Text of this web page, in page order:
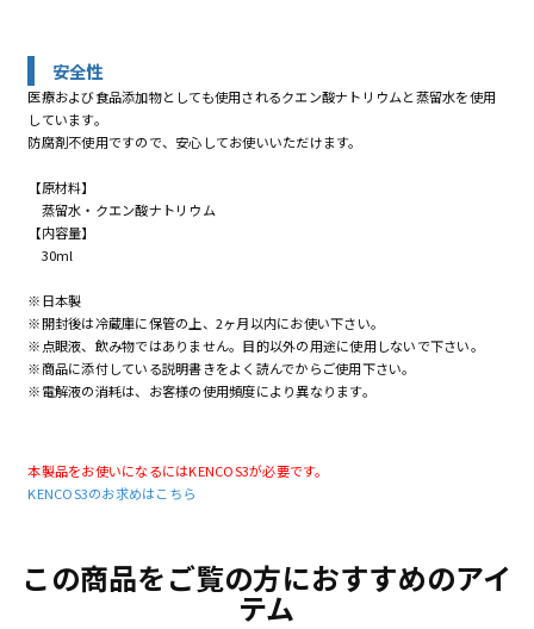
安全性
医療および食品添加物としても使用されるクエン酸ナトリウムと蒸留水を使用
しています。
防腐剤不使用ですので、安心してお使いいただけます。
【原材料】
蒸留水・クエン酸ナトリウム
【内容量】
30ml
※日本製
※開封後は冷蔵庫に保管の上、2ヶ月以内にお使い下さい。
※点眼液、飲み物ではありません。目的以外の用途に使用しないで下さい。
※商品に添付している説明書きをよく読んでからご使用下さい。
※電解液の消耗は、お客様の使用頻度により異なります。
本製品をお使いになるにはKENCOS3が必要です。
KENCOS3のお求めはこちら
この商品をご覧の方におすすめのアイ
テム